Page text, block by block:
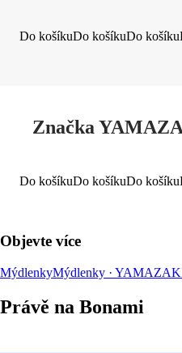
Do košíkuDo košíkuDo košíku
Značka
Do košíkuDo košíkuDo košíku
Objevte více
MýdlenkyMýdlenky ·
Právě na Bonami